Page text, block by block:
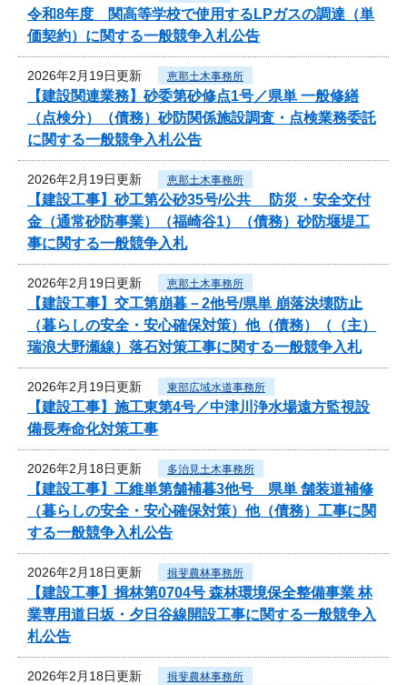
令和8年度 関高等学校で使用するLPガスの調達（単
価契約）に関する一般競争入札公告
2026年2月19日更新 恵那土木事務所
【建設関連業務】砂委第砂修点1号／県単 一般修繕
（点検分）（債務）砂防関係施設調査・点検業務委託
に関する一般競争入札公告
2026年2月19日更新 恵那土木事務所
【建設工事】砂工第公砂35号/公共 防災・安全交付
金（通常砂防事業）（福崎谷1）（債務）砂防堰堤工
事に関する一般競争入札
2026年2月19日更新 恵那土木事務所
【建設工事】交工第崩暮－2他号/県単 崩落決壊防止
（暮らしの安全・安心確保対策）他（債務）（（主）
瑞浪大野瀬線）落石対策工事に関する一般競争入札
2026年2月19日更新 東部広域水道事務所
【建設工事】施工東第4号／中津川浄水場遠方監視設
備長寿命化対策工事
2026年2月18日更新 多治見土木事務所
【建設工事】工維単第舗補暮3他号 県単 舗装道補修
（暮らしの安全・安心確保対策）他（債務）工事に関
する一般競争入札公告
2026年2月18日更新 揖斐農林事務所
【建設工事】揖林第0704号 森林環境保全整備事業 林
業専用道日坂・夕日谷線開設工事に関する一般競争入
札公告
2026年2月18日更新 揖斐農林事務所